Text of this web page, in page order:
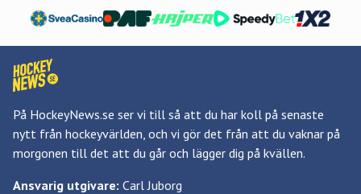
På HockeyNews.se ser vi till så att du har koll på senaste
nytt från hockeyvärlden, och vi gör det från att du vaknar på
morgonen till det att du går och lägger dig på kvällen.
Ansvarig utgivare: Carl Juborg